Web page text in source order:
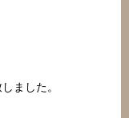
ました。